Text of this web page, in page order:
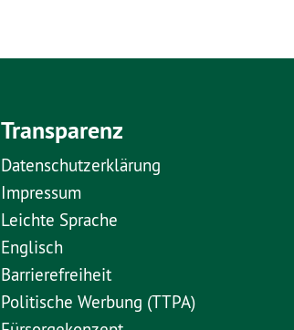
Transparenz
Datenschutzerklärung
Impressum
Leichte Sprache
Englisch
Barrierefreiheit
Politische Werbung (TTPA)